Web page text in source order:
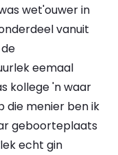
wet'ouwer in
vanuit
eemaal
kollege 'n waar
die menier ben ik
geboorteplaats
echt gin